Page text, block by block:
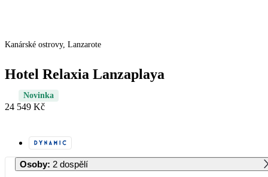
Kanárské ostrovy, Lanzarote
Hotel Relaxia Lanzaplaya
Novinka
24 549 Kč
Osoby: 2 dospělí